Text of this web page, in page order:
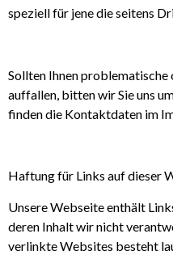
speziell für jene die seitens
Sollten Ihnen
auffallen, bitten wir Sie uns
finden die Kontaktdaten im
Haftung für Links auf dieser
Unsere Webseite enthält
deren Inhalt wir nicht
verlinkte Websites besteht